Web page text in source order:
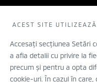
Electric
Concept cars
Stiri
Solicita un TEST DRIVE
Retea dealeri
Descarca o brosura
Configurator
Legal si Protectia Datelor
Termeni si conditii
ACEST SITE
Accesați secțiunea Setări
a afla detalii cu privire la
precum și pentru a opta
cookie-uri. În cazul în